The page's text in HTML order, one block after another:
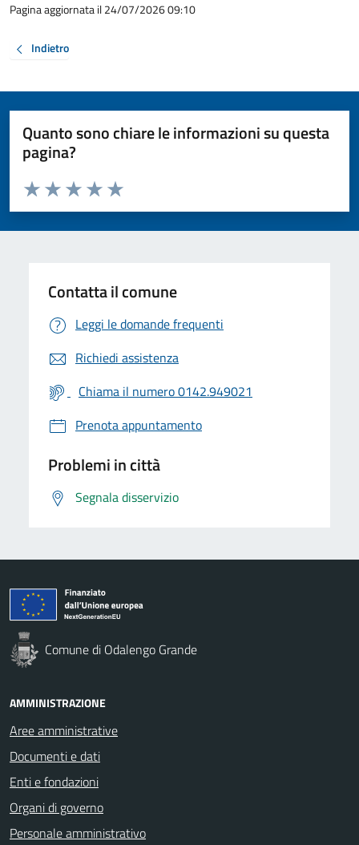
Pagina aggiornata il 24/07/2026 09:10
Indietro
Quanto sono chiare le informazioni su questa
pagina?
Valuta da 1 a 5 stelle la pagina
Valuta 5 stelle su 5
Valuta 4 stelle su 5
Valuta 3 stelle su 5
Valuta 2 stelle su 5
Valuta 1 stelle su 5
Contatta il comune
Leggi le domande frequenti
Richiedi assistenza
Chiama il numero 0142.949021
Prenota appuntamento
Problemi in città
Segnala disservizio
Comune di Odalengo Grande
AMMINISTRAZIONE
Aree amministrative
Documenti e dati
Enti e fondazioni
Organi di governo
Personale amministrativo